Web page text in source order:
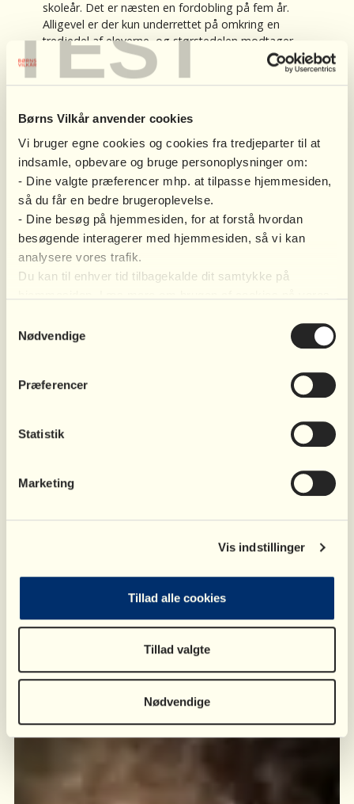
TEST
Børns Vilkår anvender cookies
Vi bruger egne cookies og cookies fra tredjeparter til at
indsamle, opbevare og bruge personoplysninger om:
- Dine valgte præferencer mhp. at tilpasse hjemmesiden,
så du får en bedre brugeroplevelse.
- Dine besøg på hjemmesiden, for at forstå hvordan
besøgende interagerer med hjemmesiden, så vi kan
analysere vores trafik.
Du kan til enhver tid tilbagekalde dit samtykke på
Nødvendige
Præferencer
Statistik
Marketing
Vis indstillinger
Tillad alle cookies
Tillad valgte
Nødvendige
skoleår. Det er næsten en fordobling på fem år.
Alligevel er der kun underrettet på omkring en
tredjedel af eleverne, og størstedelen modtager
hverken en social indsats eller specialundervisning